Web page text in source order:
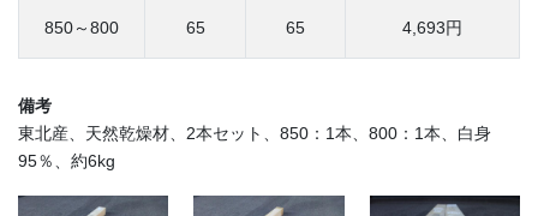
850～800 65 65 4,693円
備考
東北産、天然乾燥材、2本セット、850：1本、800：1本、白身
95％、約6kg